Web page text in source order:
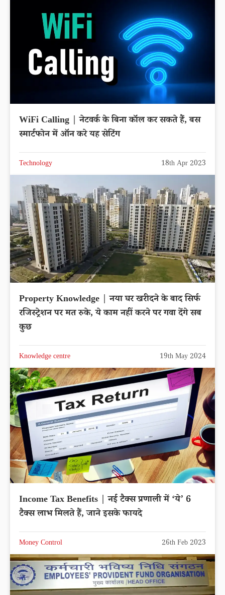
WiFi Calling | नेटवर्क के बिना कॉल कर सकते हैं, बस
स्मार्टफोन में ऑन करे यह सेटिंग
Technology 18th Apr 2023
Property Knowledge | नया घर खरीदने के बाद सिर्फ
रजिस्ट्रेशन पर मत रुके, ये काम नहीं करने पर गवा देंगे सब
कुछ
Knowledge centre 19th May 2024
Income Tax Benefits | नई टैक्स प्रणाली में ‘ये’ 6
टैक्स लाभ मिलते हैं, जाने इसके फायदे
Money Control 26th Feb 2023